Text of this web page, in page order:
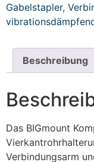
Gabelstapler,
Beschreibung
Das BIGmount
Verbindungsarm